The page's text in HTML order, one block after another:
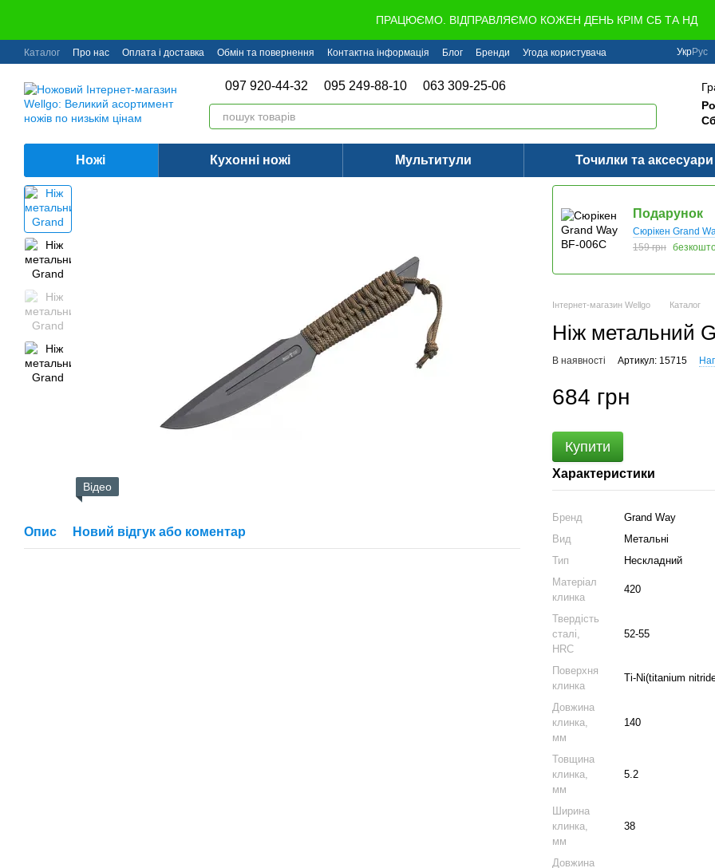
ПРАЦЮЄМО. ВІДПРАВЛЯЄМО КОЖЕН ДЕНЬ КРІМ СБ ТА НД
Каталог Про нас Оплата і доставка Обмін та повернення Контактна інформація Блог Бренди Угода користувача УкрРус
097 920-44-32 095 249-88-10 063 309-25-06
Ножі Кухонні ножі Мультитули Точилки та аксесуари
Відео
Опис Новий відгук або коментар
Подарунок
Сюрікен Grand
159 грн
Інтернет-магазин Wellgo Каталог
Ніж метальний
В наявності Артикул: 15715
684 грн
Купити
Характеристики
Бренд
Grand Way
Вид
Метальні
Тип
Нескладний
Матеріал
клинка
420
Твердість
сталі,
HRC
52-55
Поверхня
клинка
Ti-Ni(titanium
Довжина
клинка,
мм
140
Товщина
клинка,
мм
5.2
Ширина
клинка,
мм
38
Довжина